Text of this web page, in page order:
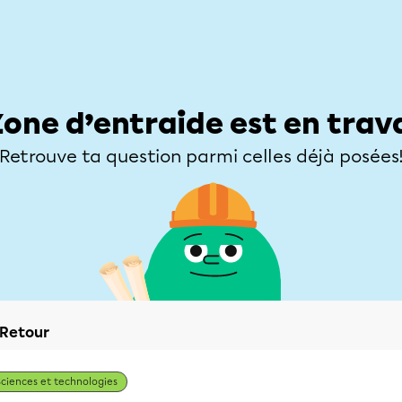
d’entraide est en
Retrouve ta question parmi celles déjà posées!
Retour
et technologies